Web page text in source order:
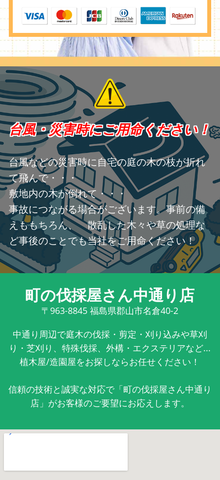
台風・災害時にご用命ください！
台風などの災害時に自宅の庭の木の枝が折れ
て飛んで・・・
敷地内の木が倒れて・・・
事故につながる場合がございます。事前の備
えももちろん、 散乱した木々や草の処理な
ど事後のことでも当社をご用命ください！
町の伐採屋さん中通り店
〒963-8845 福島県郡山市名倉40-2
中通り周辺で庭木の伐採・剪定・刈り込みや草刈
り・芝刈り、特殊伐採、外構・エクステリアなど...
植木屋/造園屋をお探しならお任せください！
信頼の技術と誠実な対応で「町の伐採屋さん中通り
店」がお客様のご要望にお応えします。